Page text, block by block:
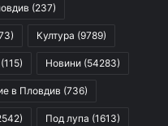
(237)
Култура (9789)
(115) Новини (54283)
в Пловдив (736)
Под лупа (1613)